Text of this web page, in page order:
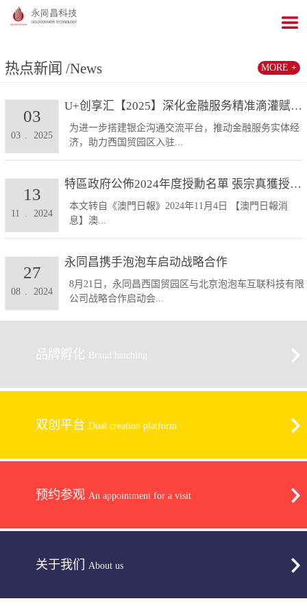
热点新闻 /News
U+创享汇【2025】深化金融服务精准滴灌赋能发展...
为进一步搭建银企沟通交流平台，推动金融服务实体经
济，助力西国贸园区入驻...
03 2025
03
特區政府公佈2024年度授勳名單 張宗真獲授予專業...
本文转自《澳門日報》2024年11月4日 【澳門日報消
息】澳...
11 2024
13
永同昌携手泡泡车启动战略合作
8月21日，永同昌西国贸园区与北京泡泡车互联科技有限
公司战略合作启动会...
08 . 2024
27
MORE +
品牌孵化 Brand hatching
双创平台 Dual creation platform
预约参观 An appointment for a visit
关于我们 About us